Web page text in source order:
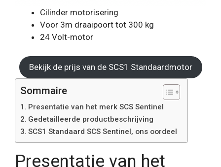
Cilinder motorisering
Voor 3m draaipoort tot 300 kg
24 Volt-motor
Bekijk de prijs van de SCS1 Standaardmotor
Sommaire
Presentatie van het merk SCS Sentinel
Gedetailleerde productbeschrijving
SCS1 Standaard SCS Sentinel, ons oordeel
Presentatie van het